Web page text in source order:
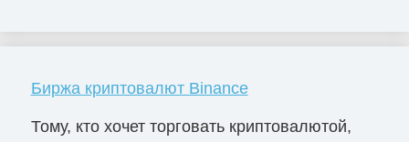
Биржа криптовалют Binance
Тому, кто хочет торговать криптовалютой,